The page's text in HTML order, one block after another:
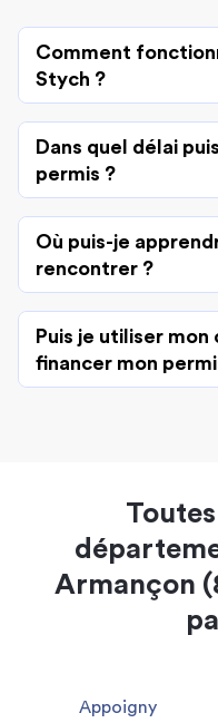
Comment
Stych ?
Dans quel délai
permis ?
Où puis-je
rencontrer ?
Puis je utiliser
financer mon
Armançon
Appoigny